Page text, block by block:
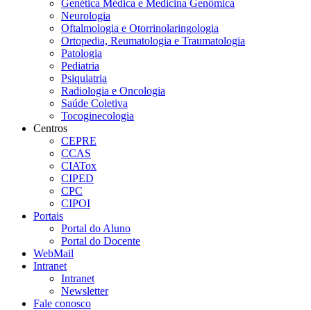
Genética Médica e Medicina Genômica
Neurologia
Oftalmologia e Otorrinolaringologia
Ortopedia, Reumatologia e Traumatologia
Patologia
Pediatria
Psiquiatria
Radiologia e Oncologia
Saúde Coletiva
Tocoginecologia
Centros
CEPRE
CCAS
CIATox
CIPED
CPC
CIPOI
Portais
Portal do Aluno
Portal do Docente
WebMail
Intranet
Intranet
Newsletter
Fale conosco